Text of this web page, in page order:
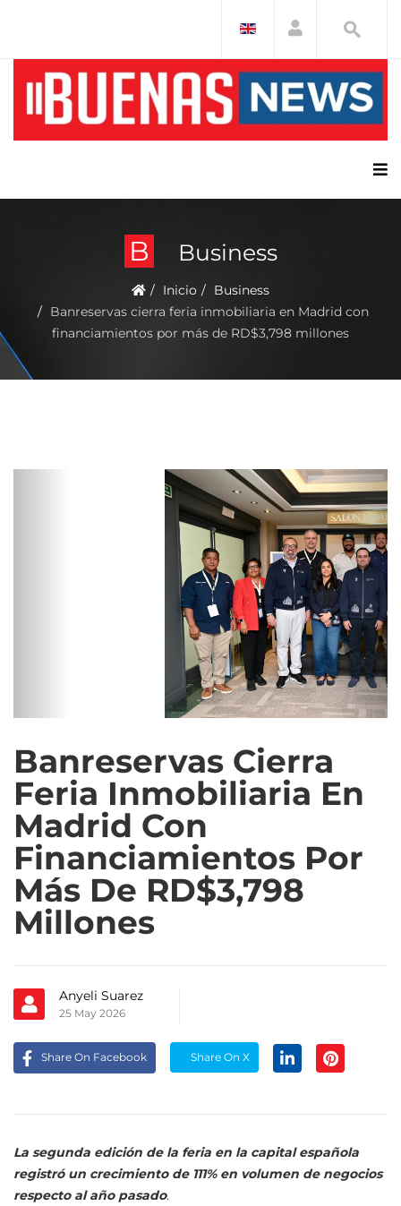
B Business
Inicio
Business
Banreservas cierra feria inmobiliaria en Madrid con
financiamientos por más de RD$3,798 millones
Banreservas Cierra
Feria Inmobiliaria En
Madrid Con
Financiamientos Por
Más De RD$3,798
Millones
Anyeli Suarez
25 May 2026
Share On Facebook Share On X
La segunda edición de la feria en la capital española
registró un crecimiento de 111% en volumen de negocios
respecto al año pasado.